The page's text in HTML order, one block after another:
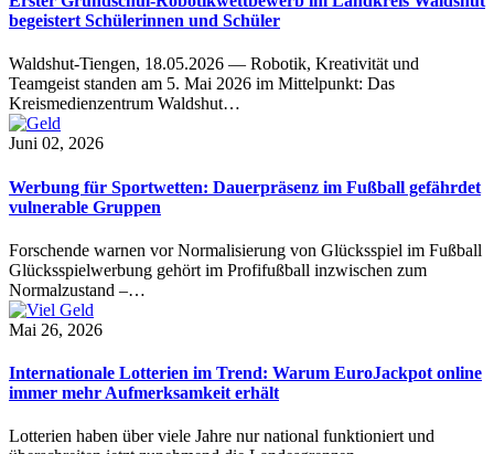
begeistert Schülerinnen und Schüler
Waldshut-Tiengen, 18.05.2026 — Robotik, Kreativität und
Teamgeist standen am 5. Mai 2026 im Mittelpunkt: Das
Kreismedienzentrum Waldshut…
Juni 02, 2026
Werbung für Sportwetten: Dauerpräsenz im Fußball gefährdet
vulnerable Gruppen
Forschende warnen vor Normalisierung von Glücksspiel im Fußball
Glücksspielwerbung gehört im Profifußball inzwischen zum
Normalzustand –…
Mai 26, 2026
Internationale Lotterien im Trend: Warum EuroJackpot online
immer mehr Aufmerksamkeit erhält
Lotterien haben über viele Jahre nur national funktioniert und